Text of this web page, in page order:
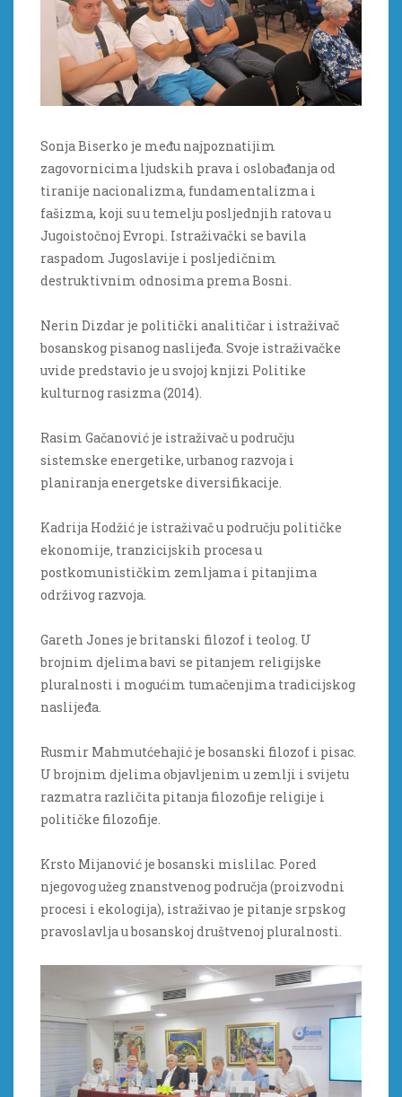
Sonja Biserko je među najpoznatijim
zagovornicima ljudskih prava i oslobađanja od
tiranije nacionalizma, fundamentalizma i
fašizma, koji su u temelju posljednjih ratova u
Jugoistočnoj Evropi. Istraživački se bavila
raspadom Jugoslavije i posljedičnim
destruktivnim odnosima prema Bosni.
Nerin Dizdar je politički analitičar i istraživač
bosanskog pisanog naslijeđa. Svoje istraživačke
uvide predstavio je u svojoj knjizi Politike
kulturnog rasizma (2014).
Rasim Gačanović je istraživač u području
sistemske energetike, urbanog razvoja i
planiranja energetske diversifikacije.
Kadrija Hodžić je istraživač u području političke
ekonomije, tranzicijskih procesa u
postkomunističkim zemljama i pitanjima
održivog razvoja.
Gareth Jones je britanski filozof i teolog. U
brojnim djelima bavi se pitanjem religijske
pluralnosti i mogućim tumačenjima tradicijskog
naslijeđa.
Rusmir Mahmutćehajić je bosanski filozof i pisac.
U brojnim djelima objavljenim u zemlji i svijetu
razmatra različita pitanja filozofije religije i
političke filozofije.
Krsto Mijanović je bosanski mislilac. Pored
njegovog užeg znanstvenog područja (proizvodni
procesi i ekologija), istraživao je pitanje srpskog
pravoslavlja u bosanskoj društvenoj pluralnosti.